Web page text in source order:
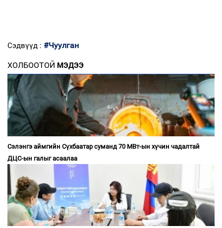
Сэдвүүд : #Чуулган
ХОЛБООТОЙ МЭДЭЭ
Сэлэнгэ аймгийн Сүхбаатар суманд 70 МВт-ын хүчин чадалтай
ДЦС-ын галыг асаалаа